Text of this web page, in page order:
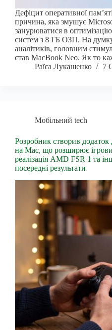
Дефіцит оперативної
причина, яка змушує
занурюватися в
систем з 8 ГБ ОЗП. На
аналітиків, головним
став MacBook Neo. Як то
Раїса Лукашенко
7
Мобільний tech
Розробник створив додаток
на Mac, що розширює
реалізація AMD FSR 1 та
посередні результати